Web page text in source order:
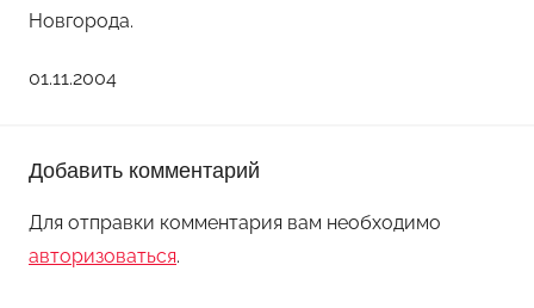
Новгорода.
01.11.2004
Добавить комментарий
Для отправки комментария вам необходимо
авторизоваться.